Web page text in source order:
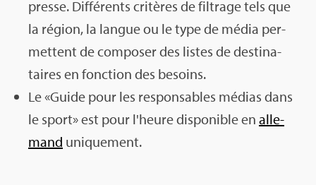
presse. Dif­fé­rents cri­tères de fil­trage tels que
la région, la langue ou le type de média per­
mettent de com­po­ser des listes de des­ti­na­
taires en fonc­tion des besoins.
Le «Guide pour les res­pon­sables médias dans
le sport» est pour l'heure dis­po­nible en alle­
mand uni­que­ment.